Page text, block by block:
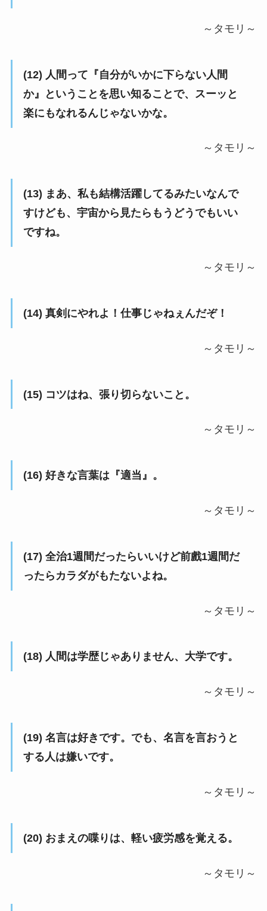
～タモリ～
(12) 人間って『自分がいかに下らない人間
か』ということを思い知ることで、スーッと
楽にもなれるんじゃないかな。
～タモリ～
(13) まあ、私も結構活躍してるみたいなんで
すけども、宇宙から見たらもうどうでもいい
ですね。
～タモリ～
(14) 真剣にやれよ！仕事じゃねぇんだぞ！
～タモリ～
(15) コツはね、張り切らないこと。
～タモリ～
(16) 好きな言葉は『適当』。
～タモリ～
(17) 全治1週間だったらいいけど前戲1週間だ
ったらカラダがもたないよね。
～タモリ～
(18) 人間は学歴じゃありません、大学です。
～タモリ～
(19) 名言は好きです。でも、名言を言おうと
する人は嫌いです。
～タモリ～
(20) おまえの喋りは、軽い疲労感を覚える。
～タモリ～